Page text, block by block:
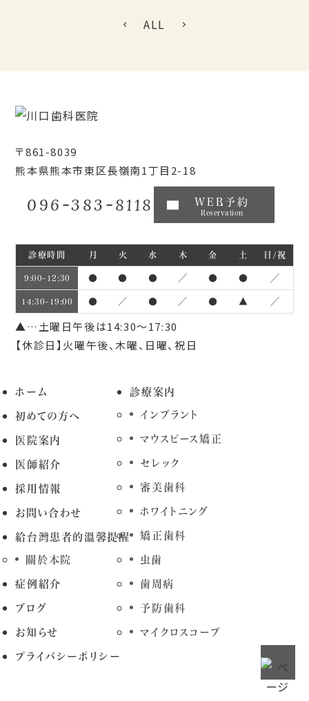
ALL
〒861-8039
熊本県熊本市東区長嶺南1丁目2-18
096-383-8118 WEB予約
Reservation
診療時間 月 火 水 木 金 土 日/祝
9:00~12:30 ● ● ● ／ ● ● ／
14:30~19:00 ● ／ ● ／ ● ▲ ／
▲…土曜日午後は14:30～17:30
【休診日】火曜午後、木曜、日曜、祝日
ホーム
初めての方へ
医院案内
医師紹介
採用情報
お問い合わせ
給台灣患者的溫馨提醒
關於本院
症例紹介
ブログ
お知らせ
プライバシーポリシー
診療案内
インプラント
マウスピース矯正
セレック
審美歯科
ホワイトニング
矯正歯科
虫歯
歯周病
予防歯科
マイクロスコープ